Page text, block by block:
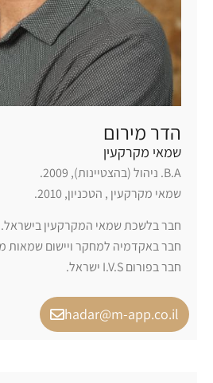
הדר מירום
שמאי מקרקעין
B.A. ניהול (בהצטיינות), 2009.
שמאי מקרקעין , הטכניון, 2010.
חבר בלשכת שמאי המקרקעין בישראל.
חבר באקדמיה למחקר ויישום שמאות
חבר בפורום I.V.S ישראל.
hadar@m-app.co.il